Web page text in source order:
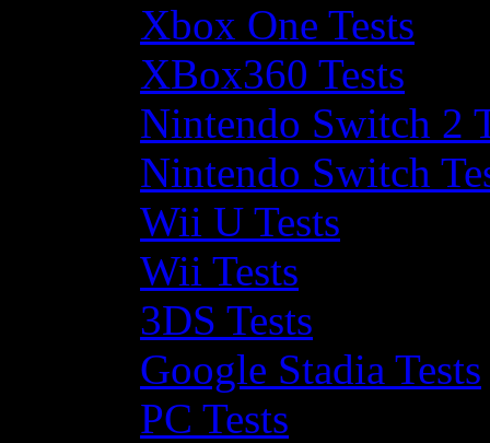
Xbox One Tests
XBox360 Tests
Nintendo Switch 2
Nintendo Switch
Wii U Tests
Wii Tests
3DS Tests
Google Stadia Tests
PC Tests